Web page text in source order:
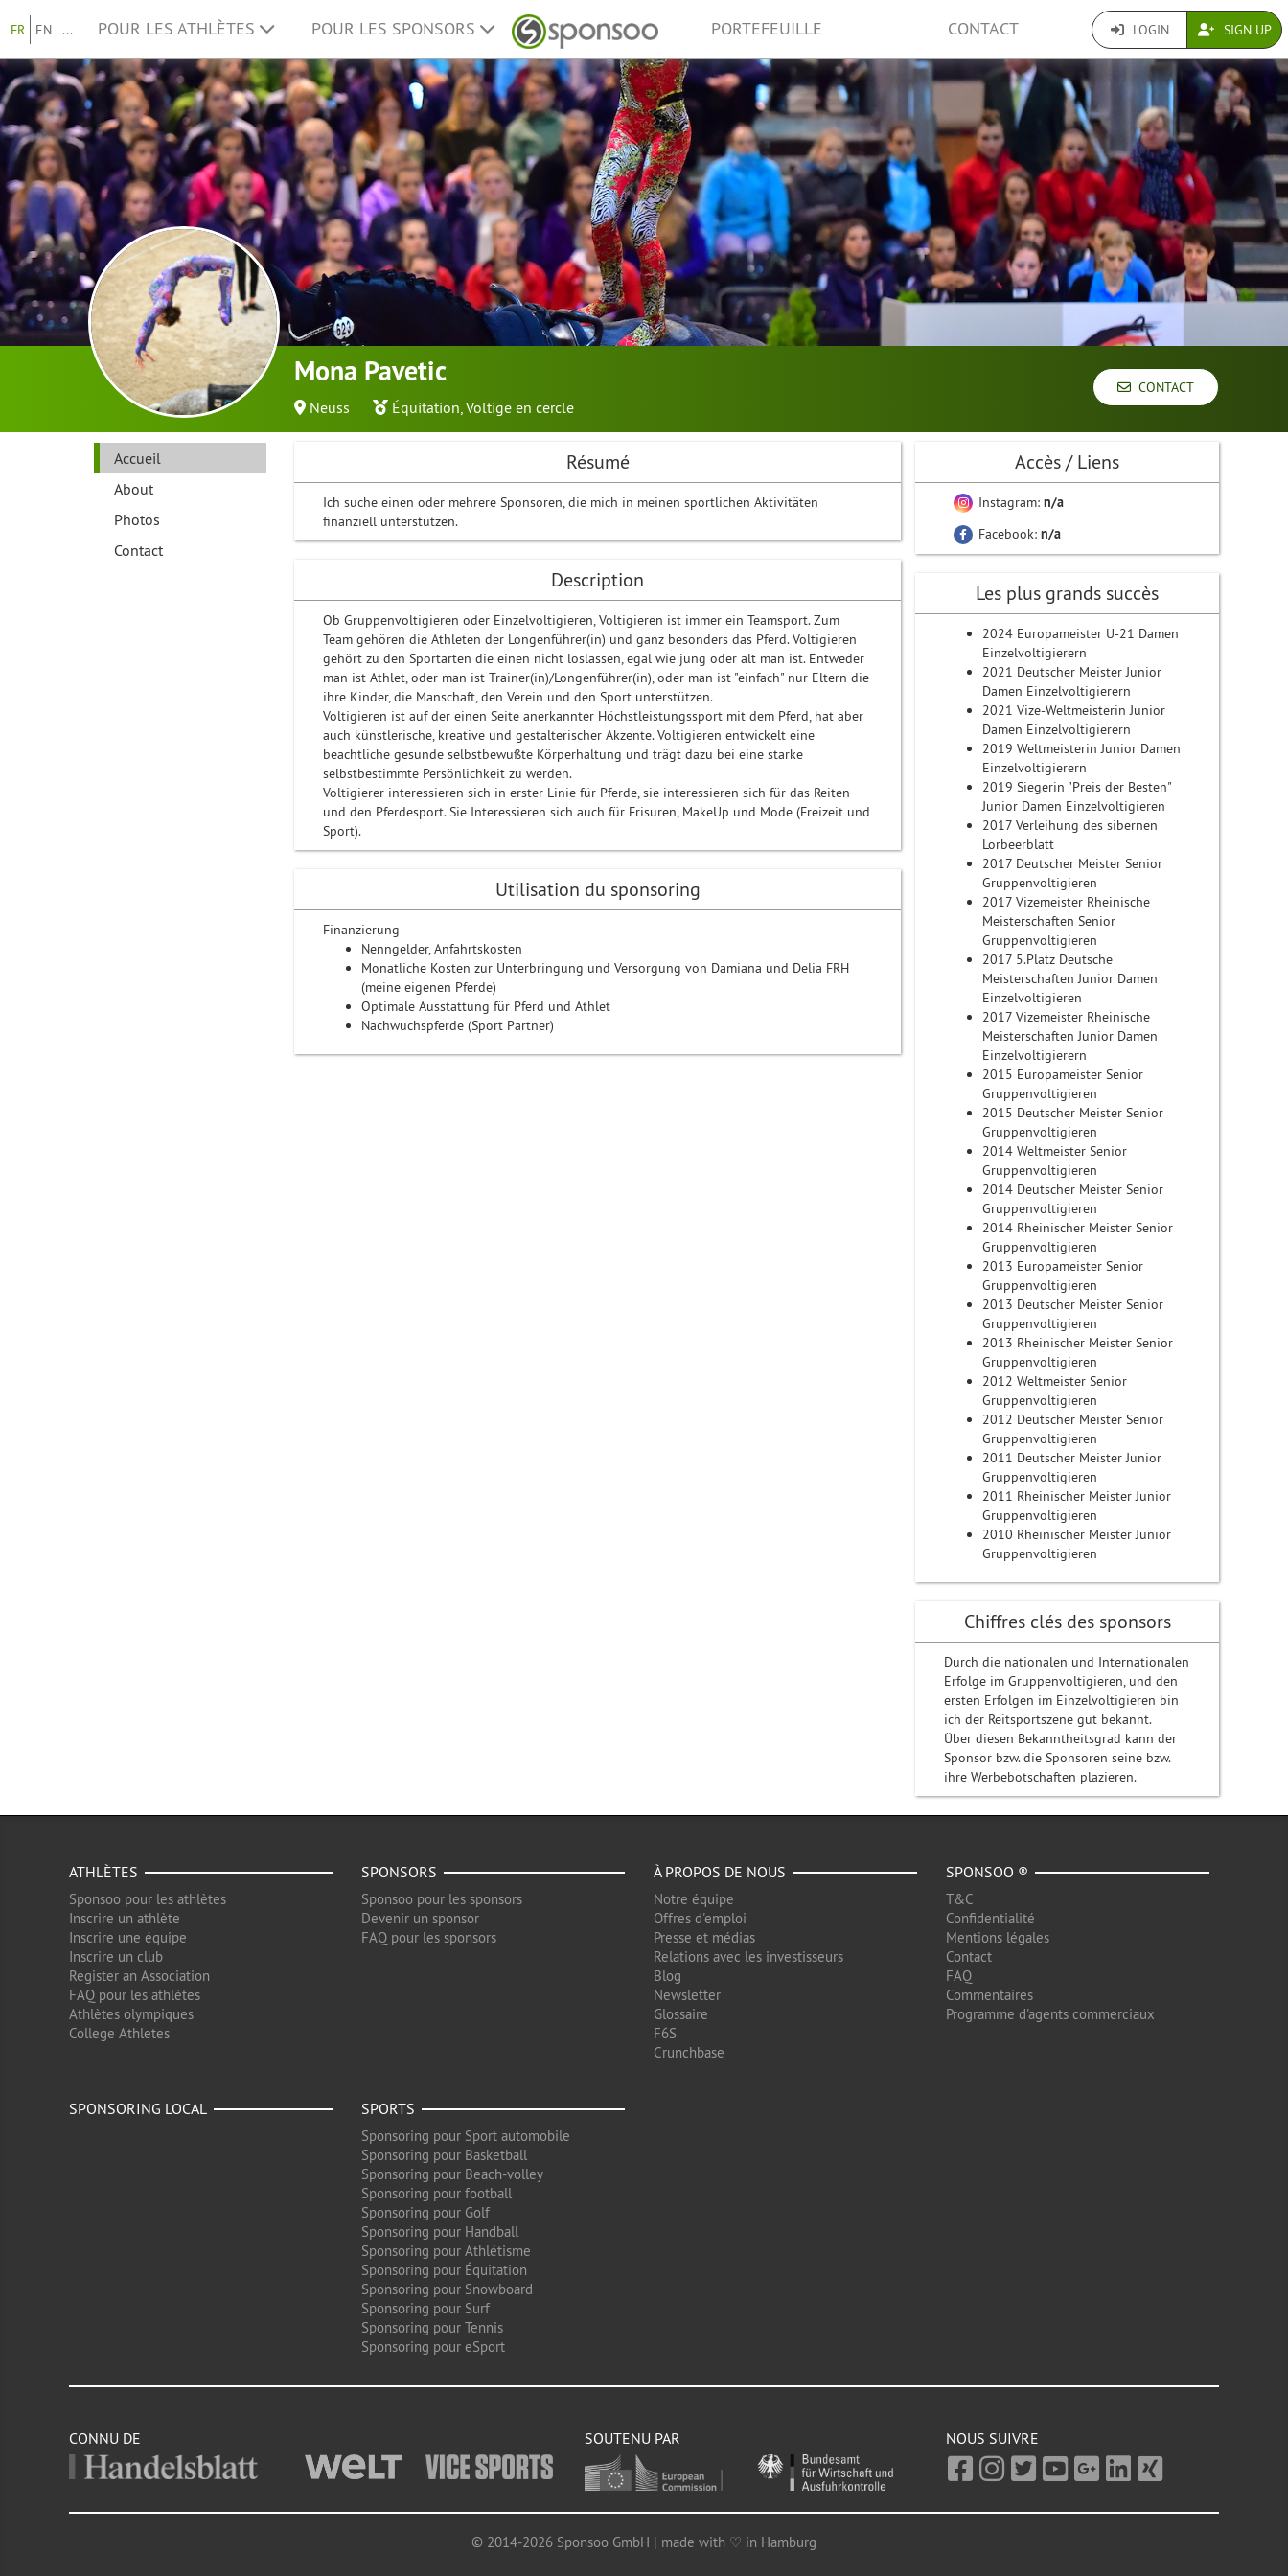
FR EN ... POUR LES ATHLÈTES POUR LES SPONSORS PORTEFEUILLE CONTACT LOGIN SIGN UP
Mona Pavetic
Neuss Équitation,Voltige en cercle
CONTACT
Accueil
About
Photos
Contact
Résumé
Ich suche einen oder mehrere Sponsoren, die mich in meinen sportlichen Aktivitäten
finanziell unterstützen.
Description
Ob Gruppenvoltigieren oder Einzelvoltigieren, Voltigieren ist immer ein Teamsport. Zum
Team gehören die Athleten der Longenführer(in) und ganz besonders das Pferd. Voltigieren
gehört zu den Sportarten die einen nicht loslassen, egal wie jung oder alt man ist. Entweder
man ist Athlet, oder man ist Trainer(in)/Longenführer(in), oder man ist "einfach" nur Eltern die
ihre Kinder, die Manschaft, den Verein und den Sport unterstützen.
Voltigieren ist auf der einen Seite anerkannter Höchstleistungssport mit dem Pferd, hat aber
auch künstlerische, kreative und gestalterischer Akzente. Voltigieren entwickelt eine
beachtliche gesunde selbstbewußte Körperhaltung und trägt dazu bei eine starke
selbstbestimmte Persönlichkeit zu werden.
Voltigierer interessieren sich in erster Linie für Pferde, sie interessieren sich für das Reiten
und den Pferdesport. Sie Interessieren sich auch für Frisuren, MakeUp und Mode (Freizeit und
Sport).
Utilisation du sponsoring
Finanzierung
Nenngelder, Anfahrtskosten
Monatliche Kosten zur Unterbringung und Versorgung von Damiana und Delia FRH
(meine eigenen Pferde)
Optimale Ausstattung für Pferd und Athlet
Nachwuchspferde (Sport Partner)
Accès / Liens
Instagram:n/a
Facebook:n/a
Les plus grands succès
2024 Europameister U-21 Damen
Einzelvoltigierern
2021 Deutscher Meister Junior
Damen Einzelvoltigierern
2021 Vize-Weltmeisterin Junior
Damen Einzelvoltigierern
2019 Weltmeisterin Junior Damen
Einzelvoltigierern
2019 Siegerin "Preis der Besten"
Junior Damen Einzelvoltigieren
2017 Verleihung des sibernen
Lorbeerblatt
2017 Deutscher Meister Senior
Gruppenvoltigieren
2017 Vizemeister Rheinische
Meisterschaften Senior
Gruppenvoltigieren
2017 5.Platz Deutsche
Meisterschaften Junior Damen
Einzelvoltigieren
2017 Vizemeister Rheinische
Meisterschaften Junior Damen
Einzelvoltigierern
2015 Europameister Senior
Gruppenvoltigieren
2015 Deutscher Meister Senior
Gruppenvoltigieren
2014 Weltmeister Senior
Gruppenvoltigieren
2014 Deutscher Meister Senior
Gruppenvoltigieren
2014 Rheinischer Meister Senior
Gruppenvoltigieren
2013 Europameister Senior
Gruppenvoltigieren
2013 Deutscher Meister Senior
Gruppenvoltigieren
2013 Rheinischer Meister Senior
Gruppenvoltigieren
2012 Weltmeister Senior
Gruppenvoltigieren
2012 Deutscher Meister Senior
Gruppenvoltigieren
2011 Deutscher Meister Junior
Gruppenvoltigieren
2011 Rheinischer Meister Junior
Gruppenvoltigieren
2010 Rheinischer Meister Junior
Gruppenvoltigieren
Chiffres clés des sponsors
Durch die nationalen und Internationalen
Erfolge im Gruppenvoltigieren, und den
ersten Erfolgen im Einzelvoltigieren bin
ich der Reitsportszene gut bekannt.
Über diesen Bekanntheitsgrad kann der
Sponsor bzw. die Sponsoren seine bzw.
ihre Werbebotschaften plazieren.
ATHLÈTES
Sponsoo pour les athlètes
Inscrire un athlète
Inscrire une équipe
Inscrire un club
Register an Association
FAQ pour les athlètes
Athlètes olympiques
College Athletes
SPONSORS
Sponsoo pour les sponsors
Devenir un sponsor
FAQ pour les sponsors
À PROPOS DE NOUS
Notre équipe
Offres d'emploi
Presse et médias
Relations avec les investisseurs
Blog
Newsletter
Glossaire
F6S
Crunchbase
SPONSOO ®
T&C
Confidentialité
Mentions légales
Contact
FAQ
Commentaires
Programme d'agents commerciaux
SPONSORING LOCAL SPORTS
Sponsoring pour Sport automobile
Sponsoring pour Basketball
Sponsoring pour Beach-volley
Sponsoring pour football
Sponsoring pour Golf
Sponsoring pour Handball
Sponsoring pour Athlétisme
Sponsoring pour Équitation
Sponsoring pour Snowboard
Sponsoring pour Surf
Sponsoring pour Tennis
Sponsoring pour eSport
CONNU DE SOUTENU PAR NOUS SUIVRE
© 2014-2026 Sponsoo GmbH | made with ♡ in Hamburg